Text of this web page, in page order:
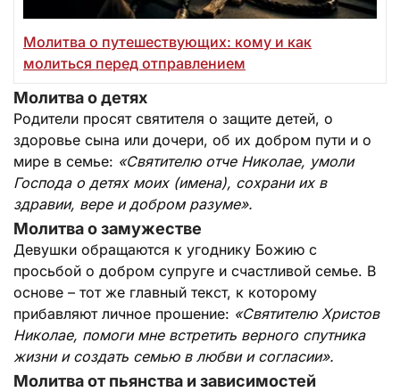
Молитва о путешествующих: кому и как
молиться перед отправлением
Молитва о детях
Родители просят святителя о защите детей, о
здоровье сына или дочери, об их добром пути и о
мире в семье: «Святителю отче Николае, умоли
Господа о детях моих (имена), сохрани их в
здравии, вере и добром разуме».
Молитва о замужестве
Девушки обращаются к угоднику Божию с
просьбой о добром супруге и счастливой семье. В
основе – тот же главный текст, к которому
прибавляют личное прошение: «Святителю Христов
Николае, помоги мне встретить верного спутника
жизни и создать семью в любви и согласии».
Молитва от пьянства и зависимостей